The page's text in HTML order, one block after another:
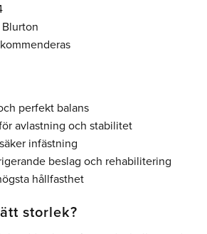
perfekt balans
avlastning och stabilitet
infästning
beslag och rehabilitering
hållfasthet
storlek?